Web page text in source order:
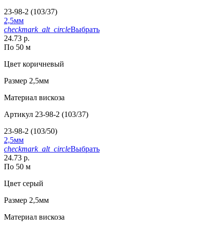
23-98-2 (103/37)
2,5мм
checkmark_alt_circleВыбрать
24.73 р.
По 50 м
Цвет коричневый
Размер 2,5мм
Материал вискоза
Артикул 23-98-2 (103/37)
23-98-2 (103/50)
2,5мм
checkmark_alt_circleВыбрать
24.73 р.
По 50 м
Цвет серый
Размер 2,5мм
Материал вискоза